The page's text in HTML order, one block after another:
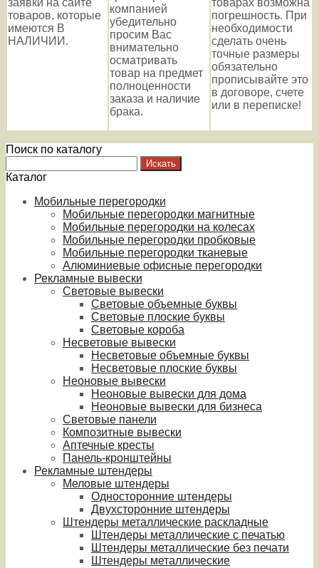
заявки на сайте
товаров, которые
имеются В
НАЛИЧИИ.
компанией
убедительно
просим Вас
внимательно
осматривать
товар на предмет
полноценности
заказа и наличие
брака.
товарах возможна
погрешность. При
необходимости
сделать очень
точные размеры
обязательно
прописывайте это
в договоре, счете
или в переписке!
Поиск по каталогу
Каталог
Мобильные перегородки
Мобильные перегородки магнитные
Мобильные перегородки на колесах
Мобильные перегородки пробковые
Мобильные перегородки тканевые
Алюминиевые офисные перегородки
Рекламные вывески
Световые вывески
Световые объемные буквы
Световые плоские буквы
Световые короба
Несветовые вывески
Несветовые объемные буквы
Несветовые плоские буквы
Неоновые вывески
Неоновые вывески для дома
Неоновые вывески для бизнеса
Световые панели
Композитные вывески
Аптечные кресты
Панель-кронштейны
Рекламные штендеры
Меловые штендеры
Односторонние штендеры
Двухсторонние штендеры
Штендеры металлические раскладные
Штендеры металлические с печатью
Штендеры металлические без печати
Штендеры металлические